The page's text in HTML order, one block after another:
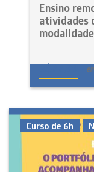
Ensino
atividades
R$77,99
Curso de 6h